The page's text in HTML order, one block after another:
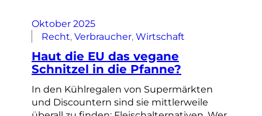
Oktober 2025
Recht, Verbraucher, Wirtschaft
Haut die EU das vegane
Schnitzel in die Pfanne?
In den Kühlregalen von Supermärkten
und Discountern sind sie mittlerweile